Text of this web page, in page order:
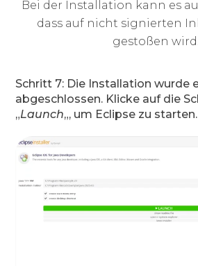
Bei der Installation kann es
dass auf nicht signierten
gestoßen wird.
Schritt 7: Die Installation wurde
abgeschlossen. Klicke auf die
„Launch„, um Eclipse zu starten.